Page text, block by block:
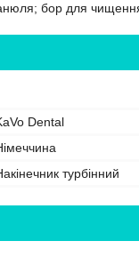
бор для
Dental
турбінний